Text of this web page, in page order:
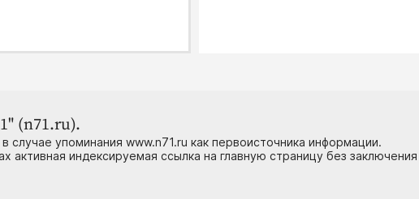
(n71.ru).
упоминания www.n71.ru как первоисточника информации.
активная индексируемая ссылка на главную страницу без заключения